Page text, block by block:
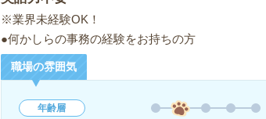
※業界未経験OK！
●何かしらの事務の経験をお持ちの方
職場の雰囲気
年齢層